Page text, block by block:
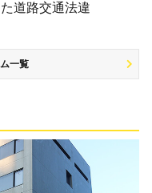
道路交通法違
一覧